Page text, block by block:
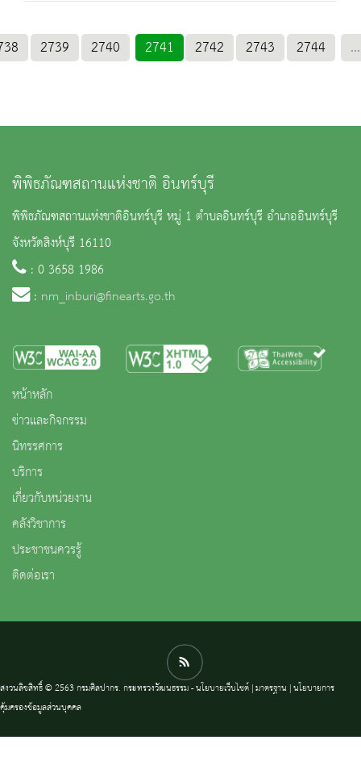
2739 2740 2741 2742 2743 2744 ...
พิพิธภัณฑสถานแห่งชาติ อินทร์บุรี
พิพิธภัณฑสถานแห่งชาติอินทร์บุรี หมู่ 1 ตำบลอินทร์บุรี อำเภออินทร์บุรี
จังหวัดสิงห์บุรี 16110
: 0 3658 1986
: nm_inburi@finearts.go.th
หน้าหลัก
ข่าวและกิจกรรม
นิทรรศการ
บริการ
เกี่ยวกับหน่วยงาน
คลังวิชาการ
ประชาชนควรรู้
ติดต่อเรา
สงวนลิขสิทธิ์ © 2563 กรมศิลปากร. กระทรวงวัฒนธรรม -นโยบายเว็บไซต์|มาตรฐาน |นโยบายการ
คุ้มครองข้อมูลส่วนบุคคล